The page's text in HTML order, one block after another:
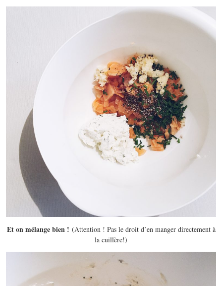
Et on mélange bien ! (Attention ! Pas le droit d’en manger directement à
la cuillère!)